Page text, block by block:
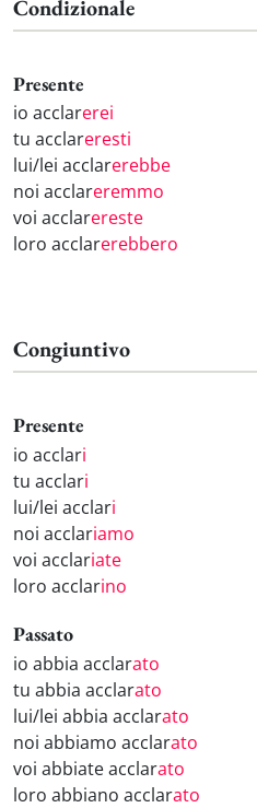
Condizionale
Presente
io acclarerei
tu acclareresti
lui/lei acclarerebbe
noi acclareremmo
voi acclarereste
loro acclarerebbero
Congiuntivo
Presente
io acclari
tu acclari
lui/lei acclari
noi acclariamo
voi acclariate
loro acclarino
Passato
io abbia acclarato
tu abbia acclarato
lui/lei abbia acclarato
noi abbiamo acclarato
voi abbiate acclarato
loro abbiano acclarato